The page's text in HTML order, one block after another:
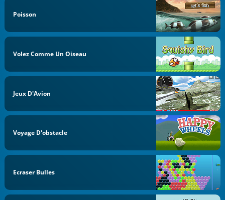
Poisson
Volez Comme Un Oiseau
Jeux D'Avion
Voyage D'obstacle
Ecraser Bulles